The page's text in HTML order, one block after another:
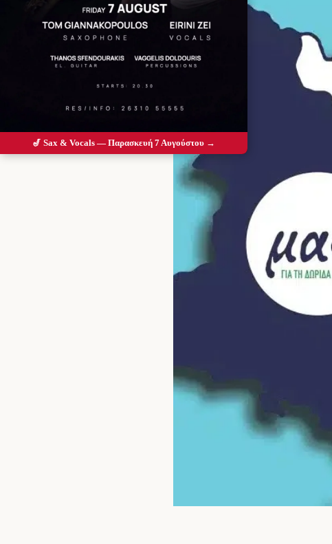
🎷 Sax & Vocals — Παρασκευή 7 Αυγούστου →